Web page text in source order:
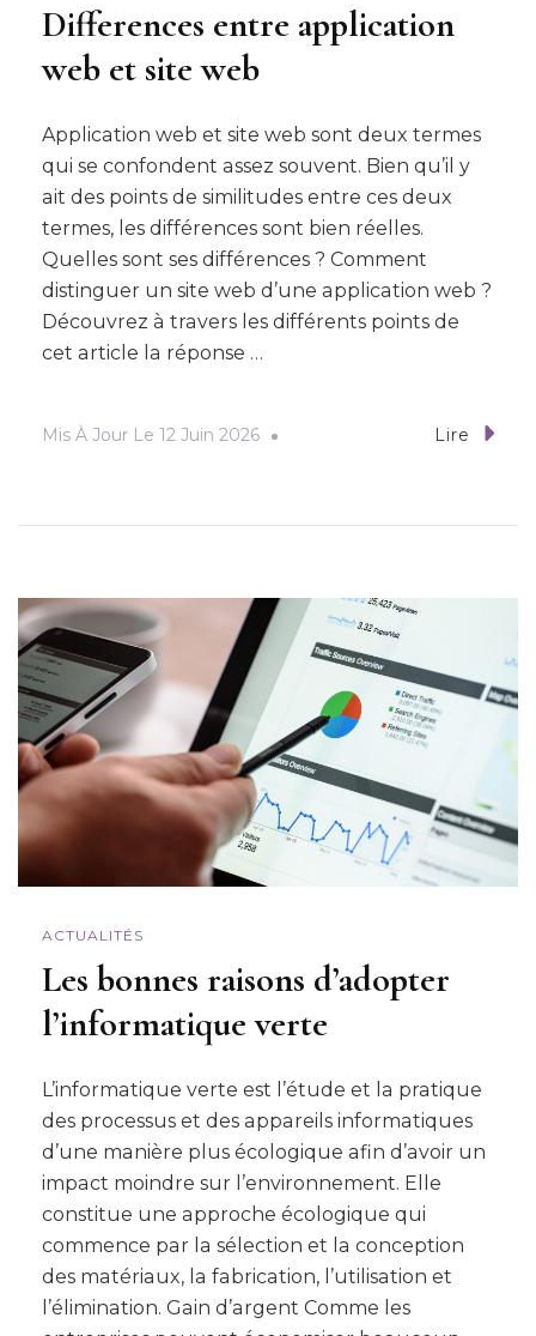
Differences entre application
web et site web
Application web et site web sont deux termes
qui se confondent assez souvent. Bien qu’il y
ait des points de similitudes entre ces deux
termes, les différences sont bien réelles.
Quelles sont ses différences ? Comment
distinguer un site web d’une application web ?
Découvrez à travers les différents points de
cet article la réponse …
Mis À Jour Le 12 Juin 2026 Lire
ACTUALITÉS
Les bonnes raisons d’adopter
l’informatique verte
L’informatique verte est l’étude et la pratique
des processus et des appareils informatiques
d’une manière plus écologique afin d’avoir un
impact moindre sur l’environnement. Elle
constitue une approche écologique qui
commence par la sélection et la conception
des matériaux, la fabrication, l’utilisation et
l’élimination. Gain d’argent Comme les